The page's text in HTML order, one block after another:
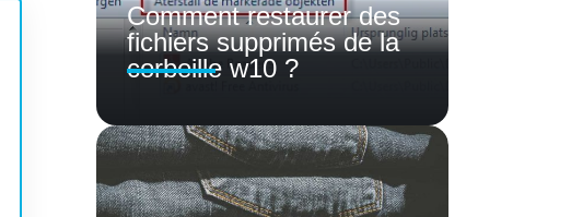
Comment restaurer des
fichiers supprimés de la
corbeille w10 ?